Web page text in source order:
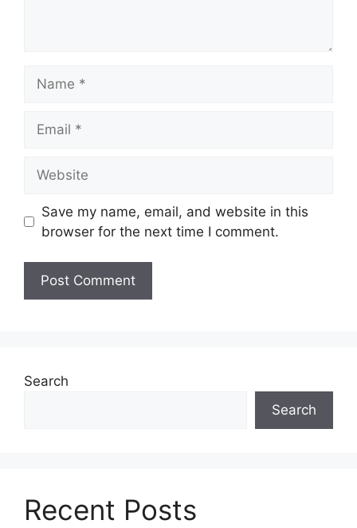
Save my name, email, and website in this
browser for the next time I comment.
Search
Search
Recent Posts